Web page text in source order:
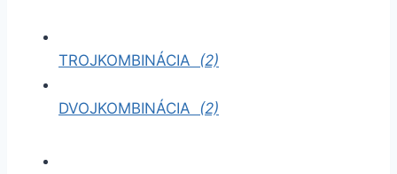
TROJKOMBINÁCIA (2)
DVOJKOMBINÁCIA (2)